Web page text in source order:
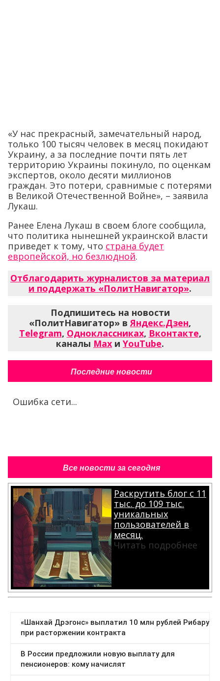
«У нас прекрасный, замечательный народ,
только 100 тысяч человек в месяц покидают
Украину, а за последние почти пять лет
территорию Украины покинуло, по оценкам
экспертов, около десяти миллионов
граждан. Это потери, сравнимые с потерями
в Великой Отечественной Войне», – заявила
Лукаш.
Ранее Елена Лукаш в своем блоге сообщила,
что политика нынешней украинской власти
приведет к тому, что страна будет
европейской, но безлюдной.
Отблагодарить журналистов за материал
и поддержать «ПолитНавигатор».
Подпишитесь на новости
«ПолитНавигатор» вЯндекс.Дзен,
Telegram, Одноклассниках, Вконтакте,
каналы Max и YouTube.
Последние новости
Ошибка сети...
Все новости за сегодня
Раскрутить блог с 11
тыс. до 109 тыс.
уникальных
пользователей в
месяц.
Читать подробнее